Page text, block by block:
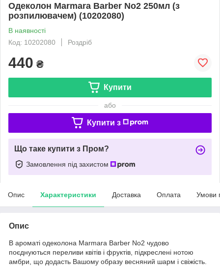
Одеколон Marmara Barber No2 250мл (з
розпилювачем) (10202080)
В наявності
Код: 10202080
Роздріб
440 ₴
Купити
або
Купити з
Що таке купити з Пром?
Замовлення під захистом
Опис Характеристики Доставка Оплата Умови
Опис
В ароматі одеколона Marmara Barber No2 чудово
поєднуються переливи квітів і фруктів, підкреслені нотою
амбри, що додасть Вашому образу весняний шарм і свіжість.